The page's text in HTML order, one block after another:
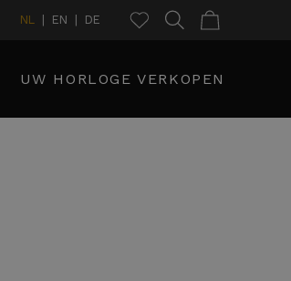
NL EN DE
UW HORLOGE VERKOPEN